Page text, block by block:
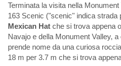
Terminata la visita nella
163 Scenic ("scenic" indica strada
Mexican Hatche si trova appena
Navajo e della Monument Valley,
prende nome da una curiosa
18 m per 3.7 m che si trova